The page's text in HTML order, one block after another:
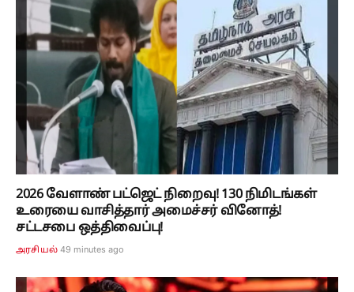
2026 வேளாண் பட்ஜெட் நிறைவு! 130 நிமிடங்கள்
உரையை வாசித்தார் அமைச்சர் வினோத்!
சட்டசபை ஒத்திவைப்பு!
அரசியல் 49 minutes ago